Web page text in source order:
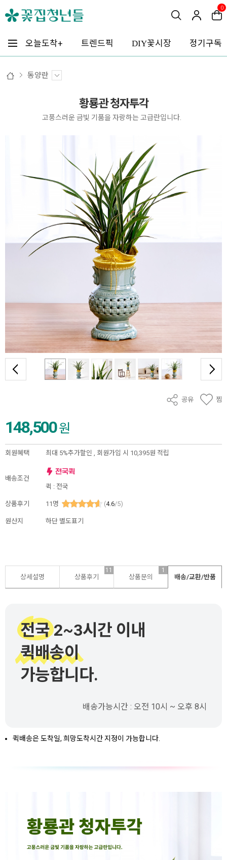
0
오늘도착+ 트렌드픽 DIY꽃시장 정기구독
동양란
황룡관 청자투각
고풍스러운 금빛 기품을 자랑하는 고급란입니다.
공유 찜
148,500원
회원혜택 최대 5%추가할인 , 회원가입 시 10,395원 적립
배송조건
퀵 : 전국
상품후기 11 명 (4.6/5)
원산지 하단 별도표기
상세설명 상품후기
11
상품문의
1
배송/교환/반품
전국 2~3시간 이내
퀵배송이
가능합니다.
배송가능시간 : 오전 10시 ~ 오후 8시
퀵배송은 도착일, 희망도착시간 지정이 가능합니다.